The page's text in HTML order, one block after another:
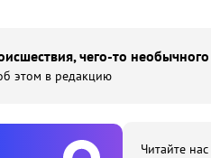
чего-то
этом в редакцию
Читайте